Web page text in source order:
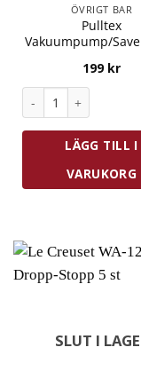
ÖVRIGT BAR
Pulltex
Vakuumpump/
199 kr
Pulltex
LÄGG TILL I
VARUKORG
SLUT I